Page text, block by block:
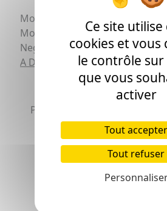
Monsieur
Monsieur P Gardilane
Neg
A Dax
P
FILS
Villeneuve de
Monsieur
Ce site utilise
cookies et vous
le contrôle sur
que vous
activer
Tout accepter
Tout refuser